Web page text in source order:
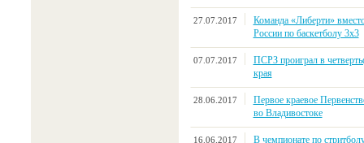
27.07.2017
Команда «Либерти»
России по баскетболу 3х3
07.07.2017
ПСРЗ проиграл в
края
28.06.2017
Первое краевое
во Владивостоке
16.06.2017 В чемпионате по